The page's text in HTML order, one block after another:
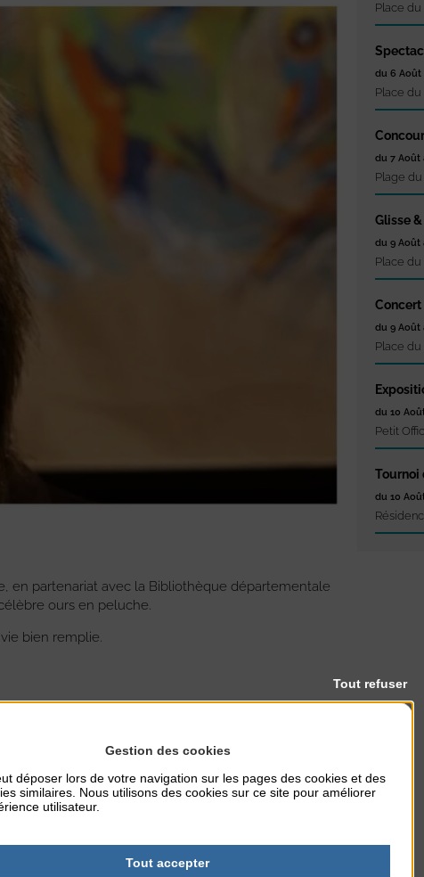
en partenariat avec la Bibliothèque départementale
ours en peluche.
bien remplie.
TARIFS
Gratuit
Place du
du 6 Août
Place du
du 7 Août
Plage
Glisse
du 9 Août
Place du
Concert
du 9 Août
Place du
du 10
Petit
Tournoi
du 10
Gestion des cookies
déposer lors de votre navigation sur les pages des cookies et des
similaires. Nous utilisons des cookies sur ce site pour améliorer
utilisateur.
Tout accepter
Tout refuser